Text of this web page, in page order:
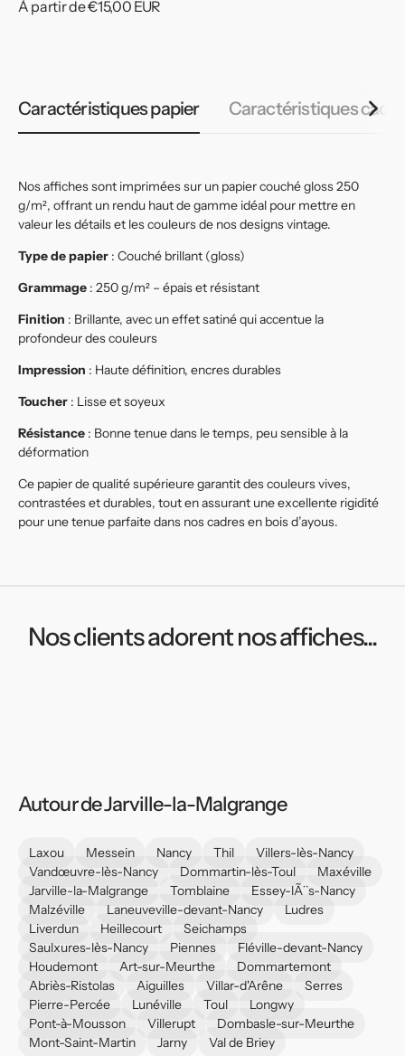
Prix
À partir de €15,00 EUR
Caractéristiques papier Caractéristiques cadre
Nos affiches sont imprimées sur un papier couché gloss 250
g/m², offrant un rendu haut de gamme idéal pour mettre en
valeur les détails et les couleurs de nos designs vintage.
Type de papier : Couché brillant (gloss)
Grammage : 250 g/m² – épais et résistant
Finition : Brillante, avec un effet satiné qui accentue la
profondeur des couleurs
Impression : Haute définition, encres durables
Toucher : Lisse et soyeux
Résistance : Bonne tenue dans le temps, peu sensible à la
déformation
Ce papier de qualité supérieure garantit des couleurs vives,
contrastées et durables, tout en assurant une excellente rigidité
pour une tenue parfaite dans nos cadres en bois d’ayous.
Nos clients adorent nos affiches...
Autour de Jarville-la-Malgrange
Laxou Messein Nancy Thil
Villers-lès-Nancy
Vandœuvre-lès-Nancy
Dommartin-lès-Toul
Maxéville
Jarville-la-Malgrange
Tomblaine
Essey-lÃ¨s-Nancy
Malzéville
Laneuveville-devant-Nancy
Ludres
Liverdun
Heillecourt
Seichamps
Saulxures-lès-Nancy
Piennes
Fléville-devant-Nancy
Houdemont
Art-sur-Meurthe
Dommartemont
Abriès-Ristolas
Aiguilles Villar-d'Arêne
Serres
Pierre-Percée
Lunéville Toul
Longwy
Pont-à-Mousson
Villerupt
Dombasle-sur-Meurthe
Mont-Saint-Martin
Jarny Val de Briey